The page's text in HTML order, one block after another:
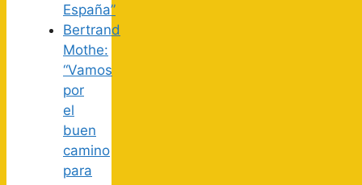
España”
Bertrand
Mothe:
“Vamos
por
el
buen
camino
para